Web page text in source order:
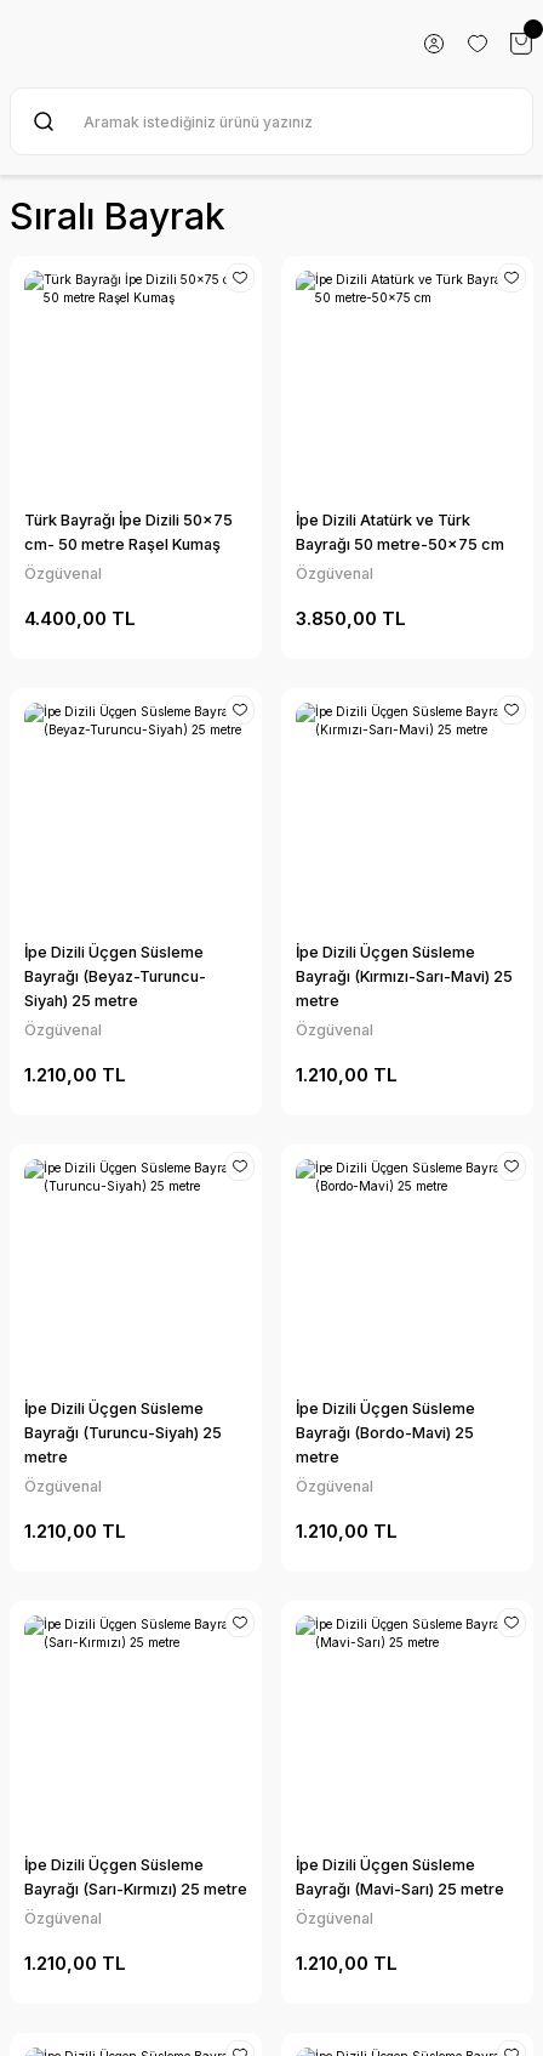
Sıralı Bayrak
Türk Bayrağı İpe Dizili 50x75
cm- 50 metre Raşel Kumaş
Özgüvenal
4.400,00 TL
İpe Dizili Atatürk ve Türk
Bayrağı 50 metre-50x75 cm
Özgüvenal
3.850,00 TL
İpe Dizili Üçgen Süsleme
Bayrağı (Beyaz-Turuncu-
Siyah) 25 metre
Özgüvenal
1.210,00 TL
İpe Dizili Üçgen Süsleme
Bayrağı (Kırmızı-Sarı-Mavi) 25
metre
Özgüvenal
1.210,00 TL
İpe Dizili Üçgen Süsleme
Bayrağı (Turuncu-Siyah) 25
metre
Özgüvenal
1.210,00 TL
İpe Dizili Üçgen Süsleme
Bayrağı (Bordo-Mavi) 25
metre
Özgüvenal
1.210,00 TL
İpe Dizili Üçgen Süsleme
Bayrağı (Sarı-Kırmızı) 25 metre
Özgüvenal
1.210,00 TL
İpe Dizili Üçgen Süsleme
Bayrağı (Mavi-Sarı) 25 metre
Özgüvenal
1.210,00 TL